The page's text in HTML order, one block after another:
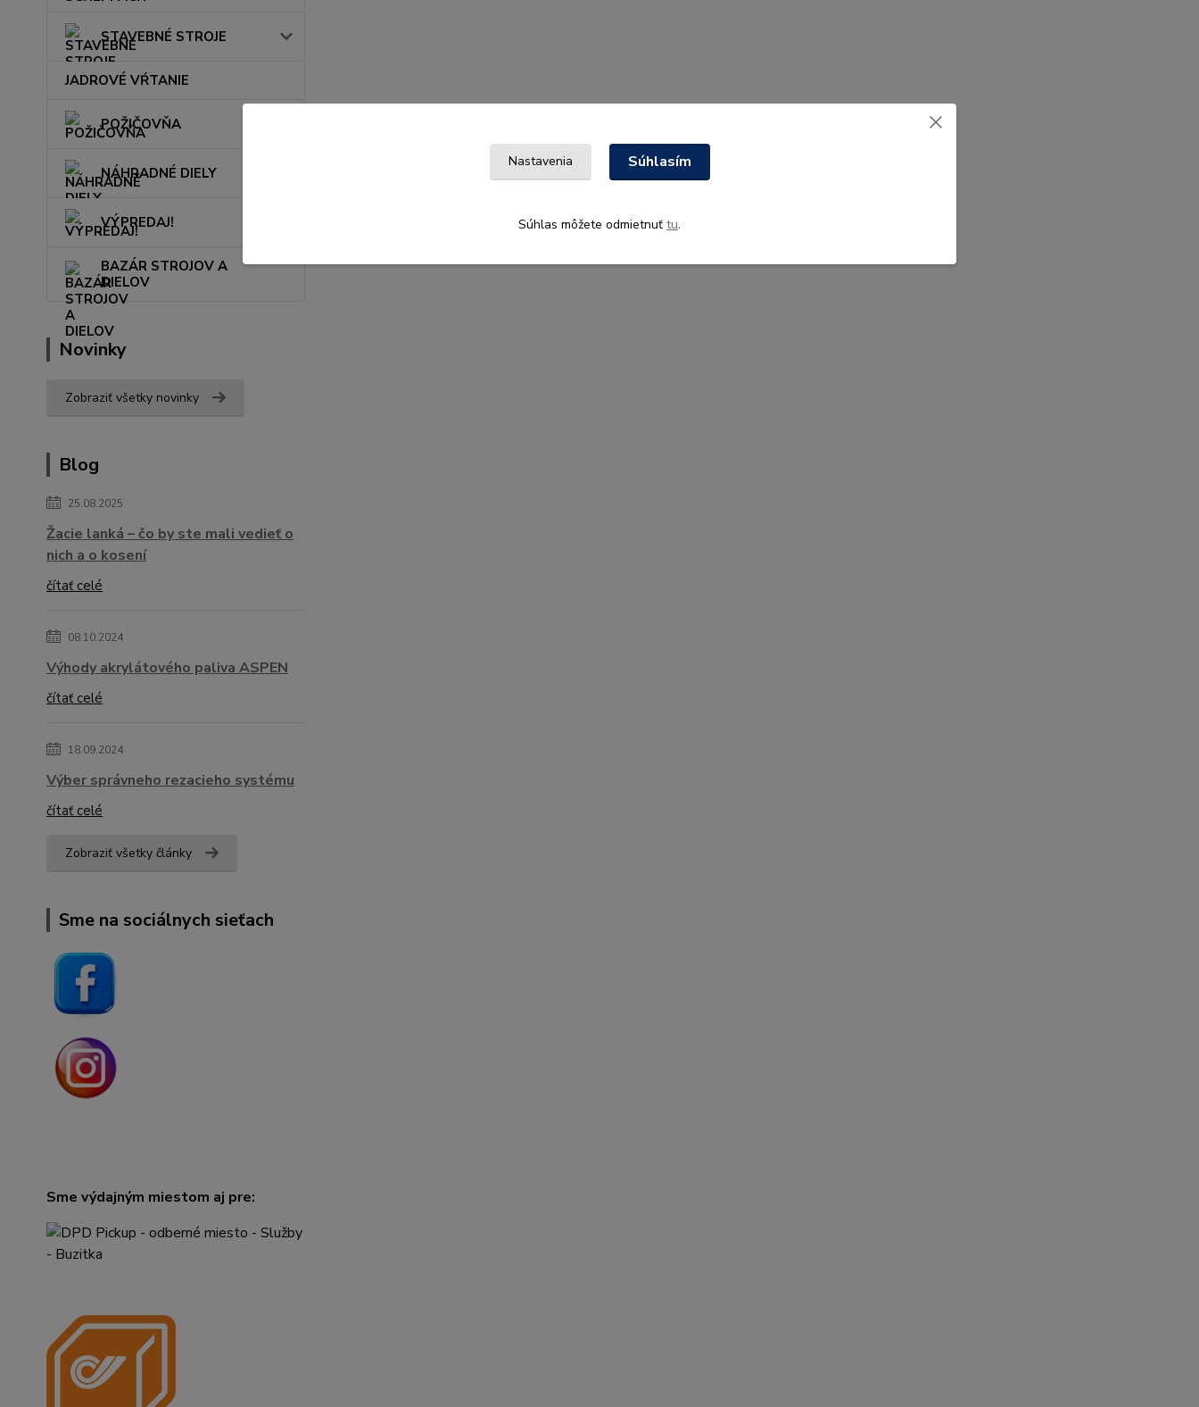
STAVEBNÉ STROJE
JADROVÉ VŔTANIE
POŽIČOVŇA
NÁHRADNÉ DIELY
VÝPREDAJ!
BAZÁR STROJOV A
DIELOV
Novinky
Zobraziť všetky novinky
Blog
25.08.2025
Žacie lanká – čo by ste mali vedieť o
nich a o kosení
čítať celé
08.10.2024
Výhody akrylátového paliva ASPEN
čítať celé
18.09.2024
Výber správneho rezacieho systému
čítať celé
Zobraziť všetky články
Sme na sociálnych sieťach
Sme výdajným miestom aj pre:
Nastavenia Súhlasím
Súhlas môžete odmietnuť tu.